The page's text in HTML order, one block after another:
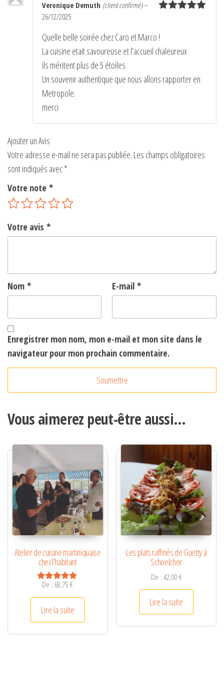
Veronique Demuth (client confirmé)–
26/12/2025
Quelle belle soirée chez Caro et Marco !
La cuisine etait savoureuse et l’accueil chaleureux
ils méritent plus de 5 étoiles
Un souvenir authentique que nous allons rapporter en
Metropole.
merci
Ajouter un Avis
Votre adresse e-mail ne sera pas publiée. Les champs obligatoires
sont indiqués avec*
Votre note *
Votre avis *
Nom * E-mail *
Enregistrer mon nom, mon e-mail et mon site dans le
navigateur pour mon prochain commentaire.
Vous aimerez peut-être aussi…
Atelier de cuisine martiniquaise
chez l’habitant
Note
De : 68,75€
Lire la suite
Les plats raffinés de Guetty à
Schoelcher
De :42,00€
Lire la suite